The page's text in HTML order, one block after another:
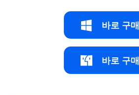
바로 구매
바로 구매